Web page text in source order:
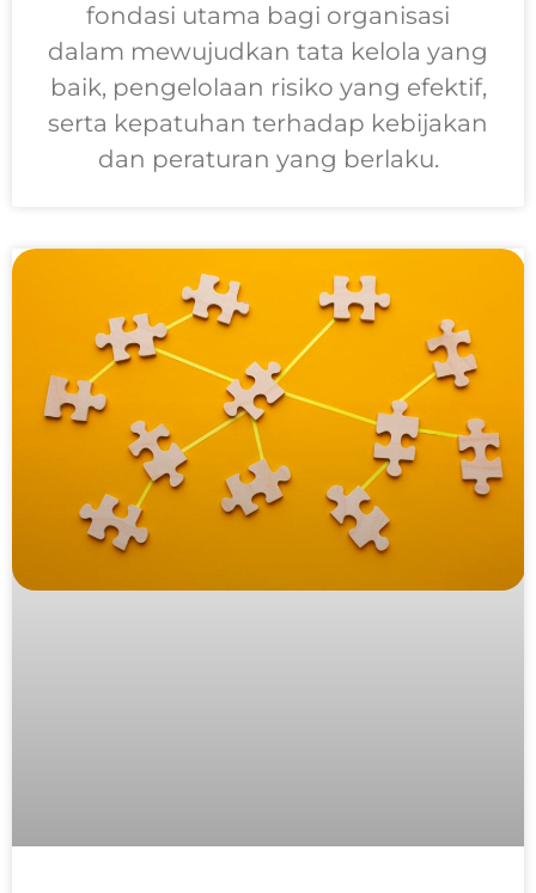
fondasi utama bagi organisasi
dalam mewujudkan tata kelola yang
baik, pengelolaan risiko yang efektif,
serta kepatuhan terhadap kebijakan
dan peraturan yang berlaku.